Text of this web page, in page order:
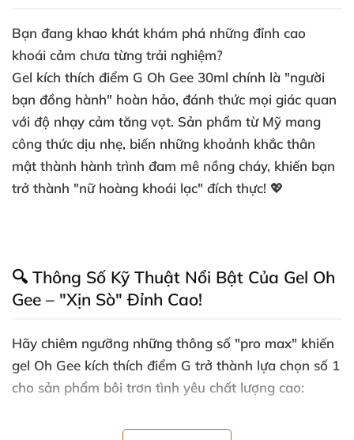
Bạn đang khao khát khám phá những đỉnh cao
khoái cảm chưa từng trải nghiệm?
Gel kích thích điểm G Oh Gee 30ml chính là "người
bạn đồng hành" hoàn hảo, đánh thức mọi giác quan
với độ nhạy cảm tăng vọt. Sản phẩm từ Mỹ mang
công thức dịu nhẹ, biến những khoảnh khắc thân
mật thành hành trình đam mê nồng cháy, khiến bạn
trở thành "nữ hoàng khoái lạc" đích thực! 💖
🔍 Thông Số Kỹ Thuật Nổi Bật Của Gel Oh
Gee – "Xịn Sò" Đỉnh Cao!
Hãy chiêm ngưỡng những thông số "pro max" khiến
gel Oh Gee kích thích điểm G trở thành lựa chọn số 1
cho sản phẩm bôi trơn tình yêu chất lượng cao: